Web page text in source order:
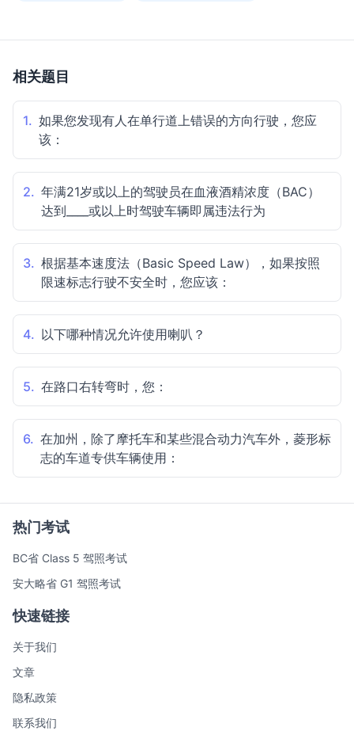
相关题目
1. 如果您发现有人在单行道上错误的方向行驶，您应
该：
2. 年满21岁或以上的驾驶员在血液酒精浓度（BAC）
达到____或以上时驾驶车辆即属违法行为
3. 根据基本速度法（Basic Speed Law），如果按照
限速标志行驶不安全时，您应该：
4. 以下哪种情况允许使用喇叭？
5. 在路口右转弯时，您：
6. 在加州，除了摩托车和某些混合动力汽车外，菱形标
志的车道专供车辆使用：
热门考试
BC省 Class 5 驾照考试
安大略省 G1 驾照考试
快速链接
关于我们
文章
隐私政策
联系我们